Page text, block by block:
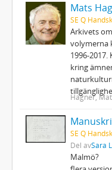
Mats
SE Q
Arkivets
volymerna
1996-
kring
Hagner,
SE Q
Del avSara
Malmö?